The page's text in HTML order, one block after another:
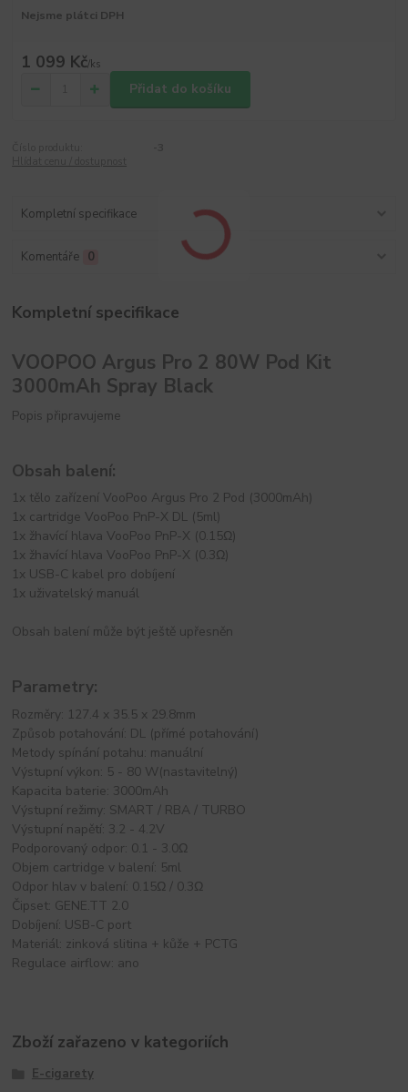
Nejsme plátci DPH
1 099 Kč/ks
Přidat do košíku
Kompletní specifikace
Komentáře 0
Kompletní specifikace
VOOPOO Argus Pro 2 80W Pod Kit
3000mAh Spray Black
Popis připravujeme
Obsah balení:
1x tělo zařízení VooPoo Argus Pro 2 Pod (3000mAh)
1x cartridge VooPoo PnP-X DL (5ml)
1x žhavící hlava VooPoo PnP-X (0.15Ω)
1x žhavící hlava VooPoo PnP-X (0.3Ω)
1x USB-C kabel pro dobíjení
1x uživatelský manuál
Obsah balení může být ještě upřesněn
Parametry:
Rozměry: 127.4 x 35.5 x 29.8mm
Způsob potahování: DL (přímé potahování)
Metody spínání potahu: manuální
Výstupní výkon: 5 - 80 W(nastavitelný)
Kapacita baterie: 3000mAh
Výstupní režimy: SMART / RBA / TURBO
Výstupní napětí: 3.2 - 4.2V
Podporovaný odpor: 0.1 - 3.0Ω
Objem cartridge v balení: 5ml
Odpor hlav v balení: 0.15Ω / 0.3Ω
Čipset: GENE.TT 2.0
Dobíjení: USB-C port
Materiál: zinková slitina + kůže + PCTG
Regulace airflow: ano
Zboží zařazeno v kategoriích
E-cigarety